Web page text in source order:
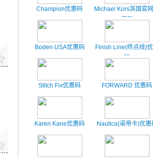
Champion优惠码
Michael Kors芵国官
惠码
Boden USA优惠码
Finish Line(终点线)
码
Stitch Fix优惠码 FORWARD 优惠码
Karen Kane优惠码 Nautica(诺帝卡)优惠